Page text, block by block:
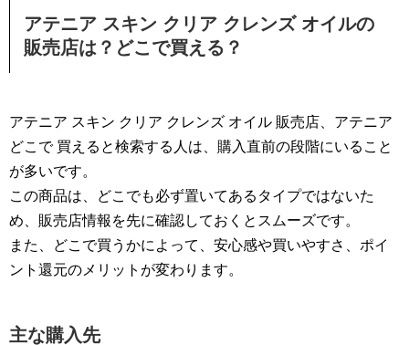
アテニア スキン クリア クレンズ オイルの
販売店は？どこで買える？
アテニア スキン クリア クレンズ オイル 販売店、アテニア
どこで 買えると検索する人は、購入直前の段階にいること
が多いです。
この商品は、どこでも必ず置いてあるタイプではないた
め、販売店情報を先に確認しておくとスムーズです。
また、どこで買うかによって、安心感や買いやすさ、ポイ
ント還元のメリットが変わります。
主な購入先